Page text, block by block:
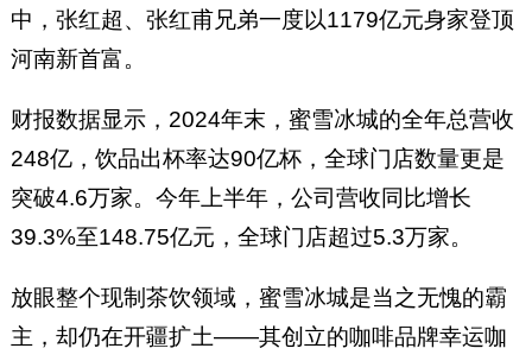
中，张红超、张红甫兄弟一度以1179亿元身家登顶
河南新首富。
财报数据显示，2024年末，蜜雪冰城的全年总营收
248亿，饮品出杯率达90亿杯，全球门店数量更是
突破4.6万家。今年上半年，公司营收同比增长
39.3%至148.75亿元，全球门店超过5.3万家。
放眼整个现制茶饮领域，蜜雪冰城是当之无愧的霸
主，却仍在开疆扩土——其创立的咖啡品牌幸运咖